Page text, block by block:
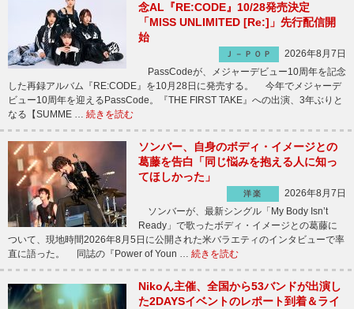
念AL『RE:CODE』10/28発売決定
「MISS UNLIMITED [Re:]」先行配信開
始
Ｊ－ＰＯＰ
2026年8月7日
PassCodeが、メジャーデビュー10周年を記念
した再録アルバム『RE:CODE』を10月28日に発売する。 今年でメジャーデ
ビュー10周年を迎えるPassCode。『THE FIRST TAKE』への出演、3年ぶりと
なる【SUMME … 続きを読む
ソンバー、自身のボディ・イメージとの
葛藤を告白「同じ悩みを抱える人に知っ
てほしかった」
洋楽
2026年8月7日
ソンバーが、最新シングル「My Body Isn’t
Ready」で歌ったボディ・イメージとの葛藤に
ついて、現地時間2026年8月5日に公開された米バラエティのインタビューで率
直に語った。 同誌の『Power of Youn … 続きを読む
Nikoん主催、全国から53バンドが出演し
た2DAYSイベントのレポート到着＆ライ